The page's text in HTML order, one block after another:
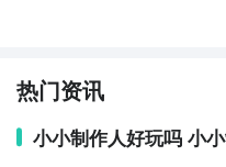
热门资讯
小小制作人好玩吗 小